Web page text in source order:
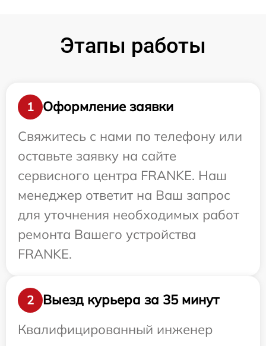
Этапы работы
1
Оформление заявки
Свяжитесь с нами по телефону или
оставьте заявку на сайте
сервисного центра FRANKE. Наш
менеджер ответит на Ваш запрос
для уточнения необходимых работ
ремонта Вашего устройства
FRANKE.
2
Выезд курьера за 35 минут
Квалифицированный инженер